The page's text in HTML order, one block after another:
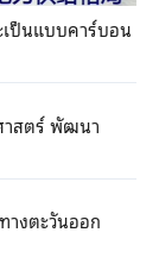
เป็นแบบคาร์บอน
าสตร์ พัฒนา
างตะวันออก